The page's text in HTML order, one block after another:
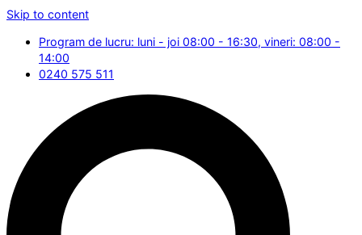
Skip to content
Program de lucru: luni - joi 08:00 - 16:30, vineri: 08:00 -
14:00
0240 575 511